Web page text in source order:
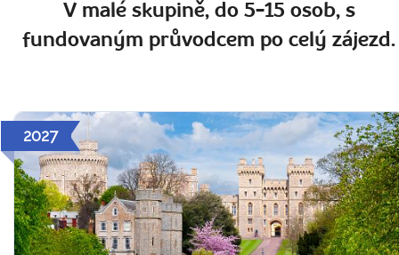
V malé skupině, do 5-15 osob, s
fundovaným průvodcem po celý zájezd.
2027